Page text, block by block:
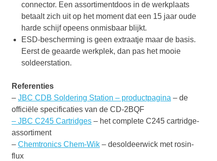
connector. Een assortimentdoos in de werkplaats
betaalt zich uit op het moment dat een 15 jaar oude
harde schijf opeens onmisbaar blijkt.
ESD-bescherming is geen extraatje maar de basis.
Eerst de geaarde werkplek, dan pas het mooie
soldeerstation.
Referenties
– JBC CDB Soldering Station – productpagina – de
officiële specificaties van de CD-2BQF
– JBC C245 Cartridges – het complete C245 cartridge-
assortiment
– Chemtronics Chem-Wik – desoldeerwick met rosin-
flux